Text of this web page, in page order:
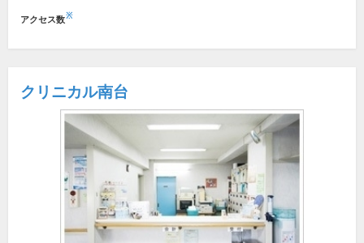
アクセス数※
クリニカル南台